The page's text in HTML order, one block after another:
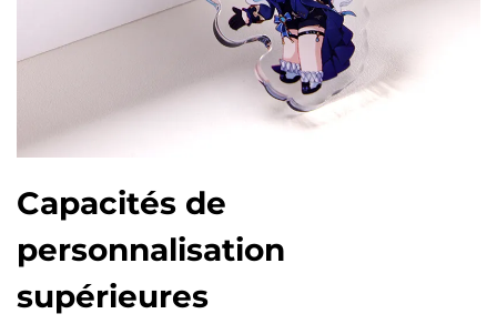
Capacités de
personnalisation
supérieures